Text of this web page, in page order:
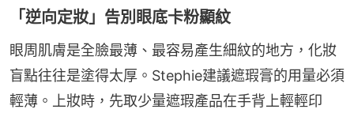
「逆向定妝」告別眼底卡粉顯紋
眼周肌膚是全臉最薄、最容易產生細紋的地方，化妝
盲點往往是塗得太厚。Stephie建議遮瑕膏的用量必須
輕薄。上妝時，先取少量遮瑕產品在手背上輕輕印